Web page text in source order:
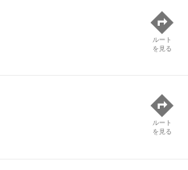
ルート
を見る
ルート
を見る